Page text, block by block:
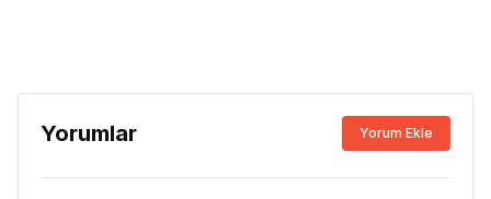
Yorumlar Yorum Ekle